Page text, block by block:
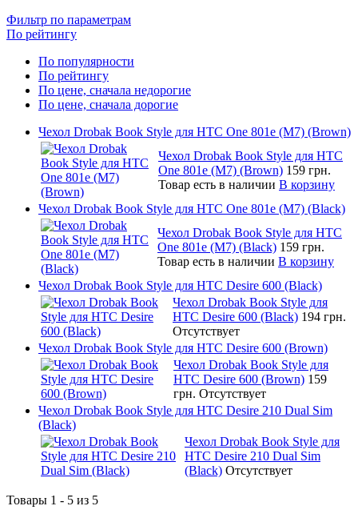
Фильтр по параметрам
По рейтингу
По популярности
По рейтингу
По цене, сначала недорогие
По цене, сначала дорогие
Чехол Drobak Book Style для HTC One 801e (M7) (Brown)
Чехол Drobak Book Style для HTC
One 801e (M7) (Brown) 159 грн.
Товар есть в наличии В корзину
Чехол Drobak Book Style для HTC One 801e (M7) (Black)
Чехол Drobak Book Style для HTC
One 801e (M7) (Black) 159 грн.
Товар есть в наличии В корзину
Чехол Drobak Book Style для HTC Desire 600 (Black)
Чехол Drobak Book Style для
HTC Desire 600 (Black) 194 грн.
Отсутствует
Чехол Drobak Book Style для HTC Desire 600 (Brown)
Чехол Drobak Book Style для
HTC Desire 600 (Brown) 159
грн. Отсутствует
Чехол Drobak Book Style для HTC Desire 210 Dual Sim
(Black)
Чехол Drobak Book Style для
HTC Desire 210 Dual Sim
(Black) Отсутствует
Товары 1 - 5 из 5